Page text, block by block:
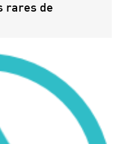
rares de